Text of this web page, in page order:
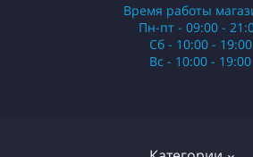
Время работы
Пн-пт - 09:00 -
Сб - 10:00 - 19:00
Вс - 10:00 - 19:00